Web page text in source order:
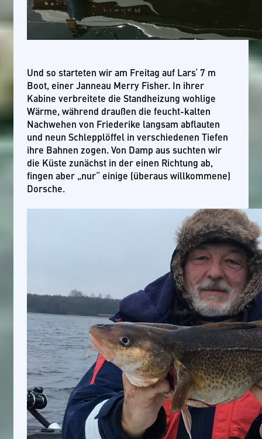
Und so starteten wir am Freitag auf Lars‘ 7 m
Boot, einer Janneau Merry Fisher. In ihrer
Kabine verbreitete die Standheizung wohlige
Wärme, während draußen die feucht-kalten
Nachwehen von Friederike langsam abflauten
und neun Schlepplöffel in verschiedenen Tiefen
ihre Bahnen zogen. Von Damp aus suchten wir
die Küste zunächst in der einen Richtung ab,
fingen aber „nur“ einige (überaus willkommene)
Dorsche.